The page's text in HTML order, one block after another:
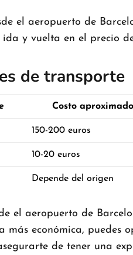
el aeropuerto de
y vuelta en el precio
de transporte
Costo aproximado
150-200 euros
10-20 euros
Depende del origen
el aeropuerto de
más económica,
de tener una